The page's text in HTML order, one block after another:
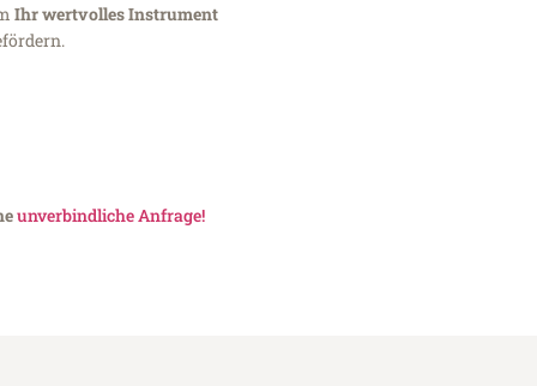
Ihr wertvolles Instrument
unverbindliche Anfrage!